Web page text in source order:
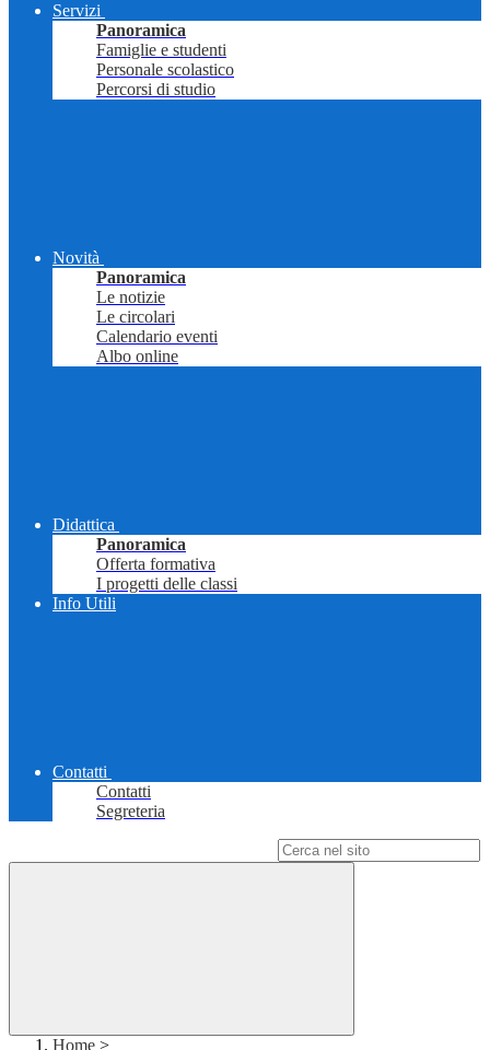
Servizi
Panoramica
Famiglie e studenti
Personale scolastico
Percorsi di studio
Novità
Panoramica
Le notizie
Le circolari
Calendario eventi
Albo online
Didattica
Panoramica
Offerta formativa
I progetti delle classi
Info Utili
Contatti
Contatti
Segreteria
Home >